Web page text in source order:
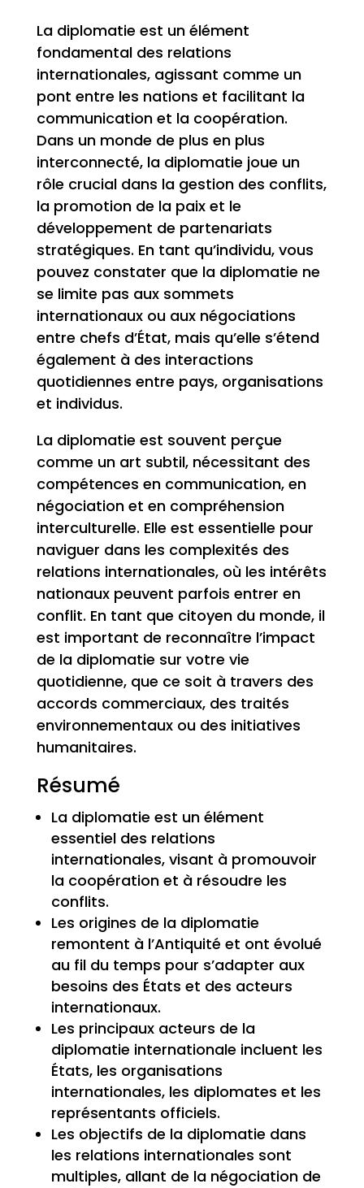
La diplomatie est un élément
fondamental des relations
internationales, agissant comme un
pont entre les nations et facilitant la
communication et la coopération.
Dans un monde de plus en plus
interconnecté, la diplomatie joue un
rôle crucial dans la gestion des conflits,
la promotion de la paix et le
développement de partenariats
stratégiques. En tant qu’individu, vous
pouvez constater que la diplomatie ne
se limite pas aux sommets
internationaux ou aux négociations
entre chefs d’État, mais qu’elle s’étend
également à des interactions
quotidiennes entre pays, organisations
et individus.
La diplomatie est souvent perçue
comme un art subtil, nécessitant des
compétences en communication, en
négociation et en compréhension
interculturelle. Elle est essentielle pour
naviguer dans les complexités des
relations internationales, où les intérêts
nationaux peuvent parfois entrer en
conflit. En tant que citoyen du monde, il
est important de reconnaître l’impact
de la diplomatie sur votre vie
quotidienne, que ce soit à travers des
accords commerciaux, des traités
environnementaux ou des initiatives
humanitaires.
Résumé
La diplomatie est un élément
essentiel des relations
internationales, visant à promouvoir
la coopération et à résoudre les
conflits.
Les origines de la diplomatie
remontent à l’Antiquité et ont évolué
au fil du temps pour s’adapter aux
besoins des États et des acteurs
internationaux.
Les principaux acteurs de la
diplomatie internationale incluent les
États, les organisations
internationales, les diplomates et les
représentants officiels.
Les objectifs de la diplomatie dans
les relations internationales sont
multiples, allant de la négociation de